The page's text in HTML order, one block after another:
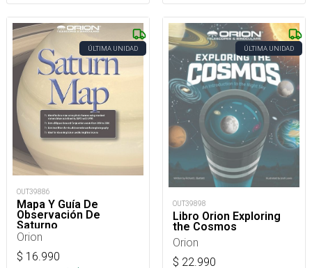
ÚLTIMA UNIDAD
OUT39886
Mapa Y Guía De
Observación De
Saturno
Orion
$ 16.990
ÚLTIMA UNIDAD
OUT39898
Libro Orion Exploring
the Cosmos
Orion
$ 22.990